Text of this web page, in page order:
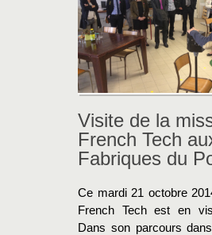
Visite de la
French Tech
Fabriques du
Ce mardi 21 octobre
French Tech est en
Dans son parcours